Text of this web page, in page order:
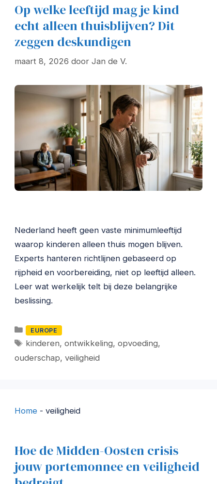
Op welke leeftijd mag je kind
echt alleen thuisblijven? Dit
zeggen deskundigen
maart 8, 2026 door Jan de V.
Nederland heeft geen vaste minimumleeftijd
waarop kinderen alleen thuis mogen blijven.
Experts hanteren richtlijnen gebaseerd op
rijpheid en voorbereiding, niet op leeftijd alleen.
Leer wat werkelijk telt bij deze belangrijke
beslissing.
Categorieën
EUROPE
Tags
kinderen,ontwikkeling,opvoeding,
ouderschap, veiligheid
Home - veiligheid
Hoe de Midden-Oosten crisis
jouw portemonnee en veiligheid